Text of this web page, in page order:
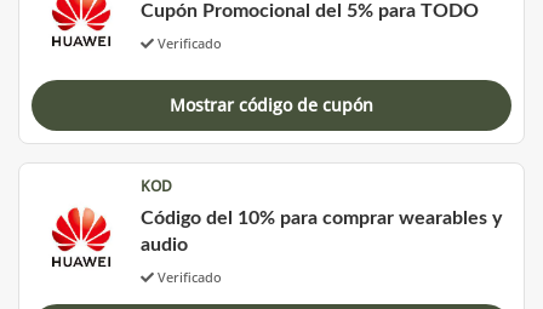
Cupón Promocional del 5% para TODO
Verificado
Mostrar código de cupón
KOD
Código del 10% para comprar wearables y
audio
Verificado